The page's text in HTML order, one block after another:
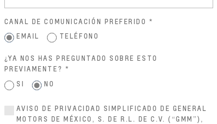
CANAL DE COMUNICACIÓN PREFERIDO
EMAIL
TELÉFONO
¿YA NOS HAS PREGUNTADO SOBRE ESTO
PREVIAMENTE?
SI
NO
AVISO DE PRIVACIDAD SIMPLIFICADO DE GENERAL
MOTORS DE MÉXICO, S. DE R.L. DE C.V. (“GMM”),